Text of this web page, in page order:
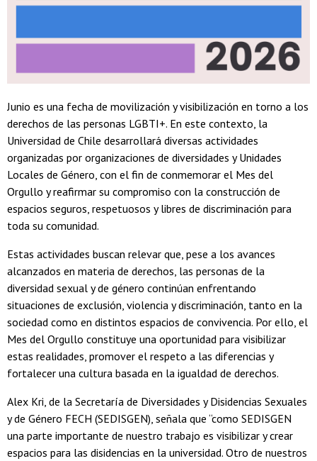
Junio es una fecha de movilización y visibilización en torno a los
derechos de las personas LGBTI+. En este contexto, la
Universidad de Chile desarrollará diversas actividades
organizadas por organizaciones de diversidades y Unidades
Locales de Género, con el fin de conmemorar el Mes del
Orgullo y reafirmar su compromiso con la construcción de
espacios seguros, respetuosos y libres de discriminación para
toda su comunidad.
Estas actividades buscan relevar que, pese a los avances
alcanzados en materia de derechos, las personas de la
diversidad sexual y de género continúan enfrentando
situaciones de exclusión, violencia y discriminación, tanto en la
sociedad como en distintos espacios de convivencia. Por ello, el
Mes del Orgullo constituye una oportunidad para visibilizar
estas realidades, promover el respeto a las diferencias y
fortalecer una cultura basada en la igualdad de derechos.
Alex Kri, de la Secretaría de Diversidades y Disidencias Sexuales
y de Género FECH (SEDISGEN), señala que “como SEDISGEN
una parte importante de nuestro trabajo es visibilizar y crear
espacios para las disidencias en la universidad. Otro de nuestros